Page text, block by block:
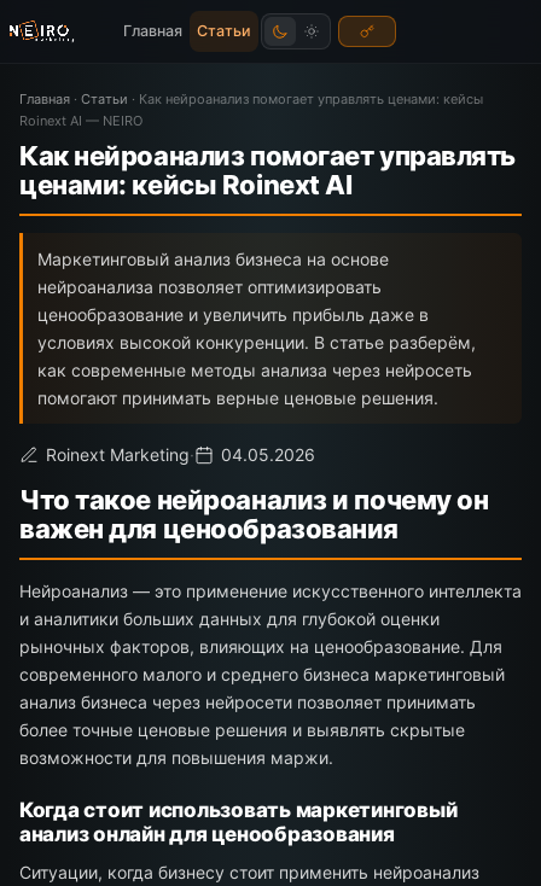
Главная Статьи
Главная · Статьи · Как нейроанализ помогает управлять ценами: кейсы
Roinext AI — NEIRO
Как нейроанализ помогает управлять
ценами: кейсы Roinext AI
Маркетинговый анализ бизнеса на основе
нейроанализа позволяет оптимизировать
ценообразование и увеличить прибыль даже в
условиях высокой конкуренции. В статье разберём,
как современные методы анализа через нейросеть
помогают принимать верные ценовые решения.
Roinext Marketing· 04.05.2026
Что такое нейроанализ и почему он
важен для ценообразования
Нейроанализ — это применение искусственного интеллекта
и аналитики больших данных для глубокой оценки
рыночных факторов, влияющих на ценообразование. Для
современного малого и среднего бизнеса маркетинговый
анализ бизнеса через нейросети позволяет принимать
более точные ценовые решения и выявлять скрытые
возможности для повышения маржи.
Когда стоит использовать маркетинговый
анализ онлайн для ценообразования
Ситуации, когда бизнесу стоит применить нейроанализ